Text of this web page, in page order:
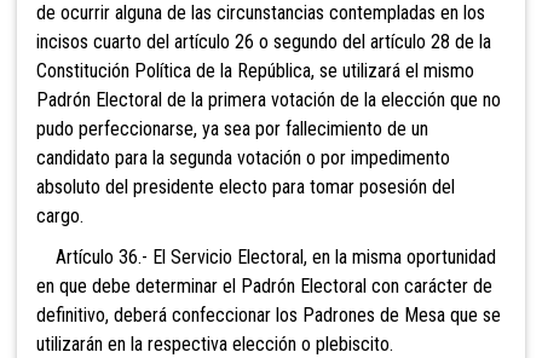
de ocurrir alguna de las circunstancias contempladas en los
incisos cuarto del artículo 26 o segundo del artículo 28 de la
Constitución Política de la República, se utilizará el mismo
Padrón Electoral de la primera votación de la elección que no
pudo perfeccionarse, ya sea por fallecimiento de un
candidato para la segunda votación o por impedimento
absoluto del presidente electo para tomar posesión del
cargo.
Artículo 36.- El Servicio Electoral, en la misma oportunidad
en que debe determinar el Padrón Electoral con carácter de
definitivo, deberá confeccionar los Padrones de Mesa que se
utilizarán en la respectiva elección o plebiscito.